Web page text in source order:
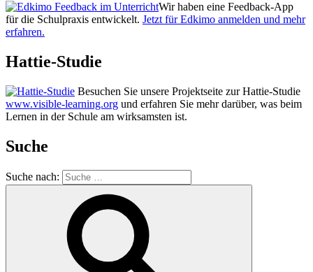
Wir haben eine Feedback-App
für die Schulpraxis entwickelt. Jetzt für Edkimo anmelden und mehr
erfahren.
Hattie-Studie
Besuchen Sie unsere Projektseite zur Hattie-Studie
www.visible-learning.org und erfahren Sie mehr darüber, was beim
Lernen in der Schule am wirksamsten ist.
Suche
Suche nach: